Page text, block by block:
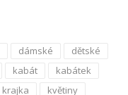
dámské
dětské
kabát
kabátek
krajka květiny